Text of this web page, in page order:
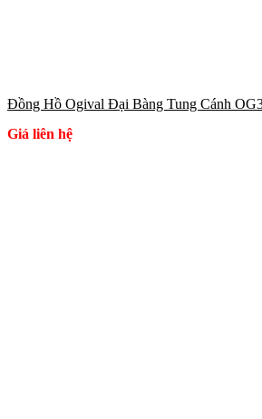
Đồng Hồ Ogival Đại Bàng Tung Cánh
Giá liên hệ